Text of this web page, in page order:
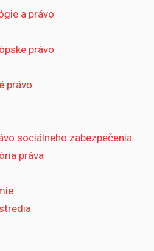
a právo
právo
právo
sociálneho zabezpečenia
práva